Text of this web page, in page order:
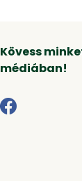
Kövess
médiában!